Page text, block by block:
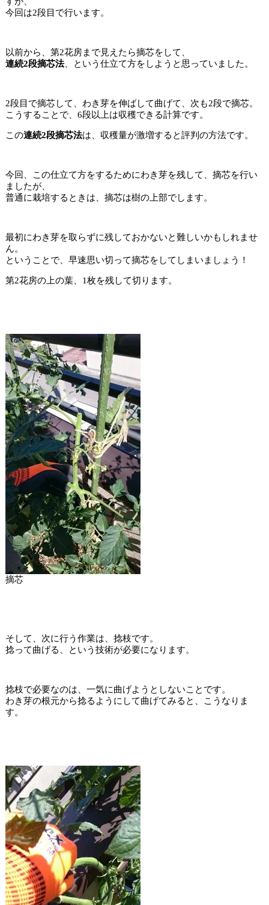
今回は2段目で行います。
以前から、第2花房まで見えたら摘芯をして、
連続2段摘芯法、という仕立て方をしようと思っていました。
2段目で摘芯して、わき芽を伸ばして曲げて、次も2段で摘芯。
こうすることで、6段以上は収穫できる計算です。
この連続2段摘芯法は、収穫量が激増すると評判の方法です。
今回、この仕立て方をするためにわき芽を残して、摘芯を行い
ましたが、
普通に栽培するときは、摘芯は樹の上部でします。
最初にわき芽を取らずに残しておかないと難しいかもしれませ
ん。
ということで、早速思い切って摘芯をしてしまいましょう！
第2花房の上の葉、1枚を残して切ります。
摘芯
そして、次に行う作業は、捻枝です。
捻って曲げる、という技術が必要になります。
捻枝で必要なのは、一気に曲げようとしないことです。
わき芽の根元から捻るようにして曲げてみると、こうなりま
す。